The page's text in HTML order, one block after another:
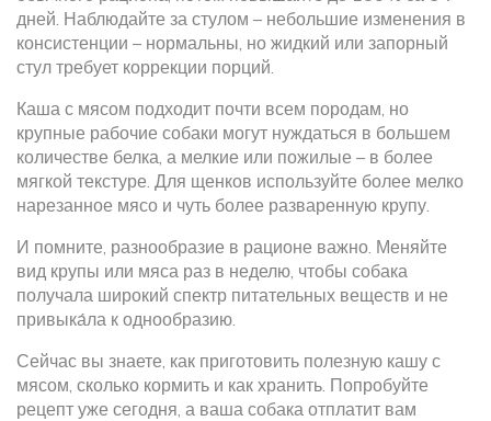
дней. Наблюдайте за стулом – небольшие изменения в
консистенции – нормальны, но жидкий или запорный
стул требует коррекции порций.
Каша с мясом подходит почти всем породам, но
крупные рабочие собаки могут нуждаться в большем
количестве белка, а мелкие или пожилые – в более
мягкой текстуре. Для щенков используйте более мелко
нарезанное мясо и чуть более разваренную крупу.
И помните, разнообразие в рационе важно. Меняйте
вид крупы или мяса раз в неделю, чтобы собака
получала широкий спектр питательных веществ и не
привыка́ла к однообразию.
Сейчас вы знаете, как приготовить полезную кашу с
мясом, сколько кормить и как хранить. Попробуйте
рецепт уже сегодня, а ваша собака отплатит вам